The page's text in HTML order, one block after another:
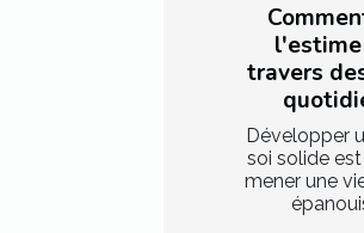
travers
Développer
soi solide
mener une